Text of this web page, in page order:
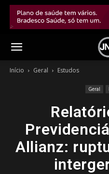
Início Geral Estudos
Geral
Allianz: